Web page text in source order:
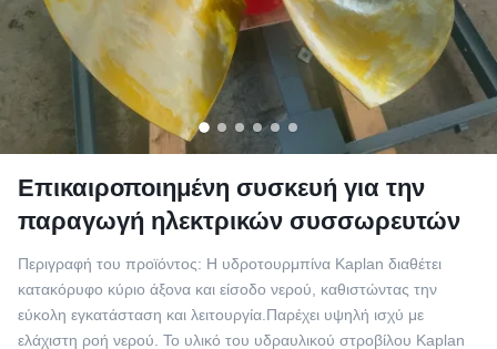
Επικαιροποιημένη συσκευή για την
παραγωγή ηλεκτρικών συσσωρευτών
Περιγραφή του προϊόντος: Η υδροτουρμπίνα Kaplan διαθέτει
κατακόρυφο κύριο άξονα και είσοδο νερού, καθιστώντας την
εύκολη εγκατάσταση και λειτουργία.Παρέχει υψηλή ισχύ με
ελάχιστη ροή νερού. Το υλικό του υδραυλικού στροβίλου Kaplan